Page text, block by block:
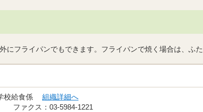
にフライパンでもできます。フライパンで焼く場合は、ふ
校給食係 組織詳細へ
ファクス：03-5984-1221